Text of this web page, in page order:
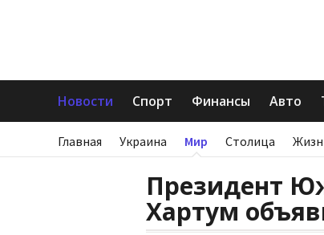
Новости Спорт Финансы Авто
Главная Украина Мир Столица
Президент
Хартум